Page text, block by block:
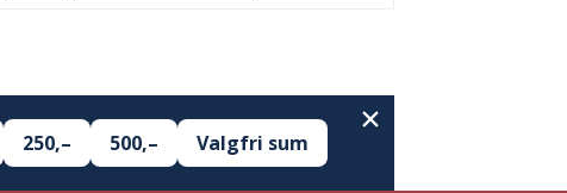
250,– 500,– Valgfri sum